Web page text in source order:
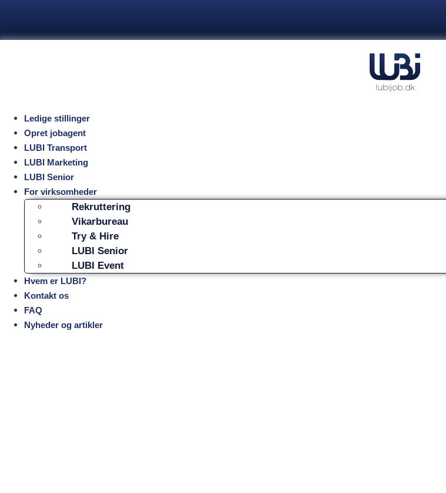
indhold
Ledige stillinger
Opret jobagent
LUBI Transport
LUBI Marketing
LUBI Senior
For virksomheder
Rekruttering
Vikarbureau
Try & Hire
LUBI Senior
LUBI Event
Hvem er LUBI?
Kontakt os
FAQ
Nyheder og artikler